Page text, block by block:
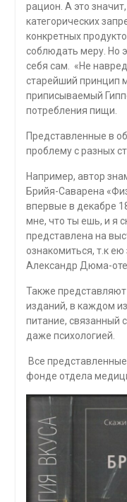
рацион. А это
категорических
конкретных
соблюдать меру. Но
себя сам. «Не
старейший принцип
приписываемый
потребления пищи.
Представленные в
проблему с разных
Например, автор
Брийя-Саварена
впервые в декабре
мне, что ты ешь, и я
представлена на
ознакомиться, т.к
Александр Дюма-
Также
изданий, в каждом
питание, связанный
даже психологией.
Все
фонде отдела